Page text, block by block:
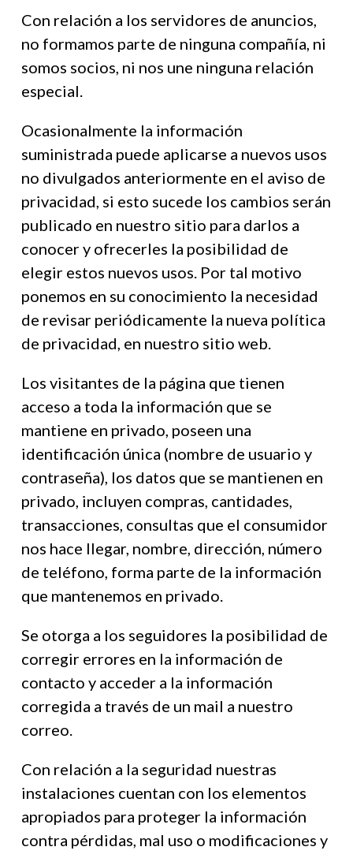
Con relación a los servidores de anuncios,
no formamos parte de ninguna compañía, ni
somos socios, ni nos une ninguna relación
especial.
Ocasionalmente la información
suministrada puede aplicarse a nuevos usos
no divulgados anteriormente en el aviso de
privacidad, si esto sucede los cambios serán
publicado en nuestro sitio para darlos a
conocer y ofrecerles la posibilidad de
elegir estos nuevos usos. Por tal motivo
ponemos en su conocimiento la necesidad
de revisar periódicamente la nueva política
de privacidad, en nuestro sitio web.
Los visitantes de la página que tienen
acceso a toda la información que se
mantiene en privado, poseen una
identificación única (nombre de usuario y
contraseña), los datos que se mantienen en
privado, incluyen compras, cantidades,
transacciones, consultas que el consumidor
nos hace llegar, nombre, dirección, número
de teléfono, forma parte de la información
que mantenemos en privado.
Se otorga a los seguidores la posibilidad de
corregir errores en la información de
contacto y acceder a la información
corregida a través de un mail a nuestro
correo.
Con relación a la seguridad nuestras
instalaciones cuentan con los elementos
apropiados para proteger la información
contra pérdidas, mal uso o modificaciones y